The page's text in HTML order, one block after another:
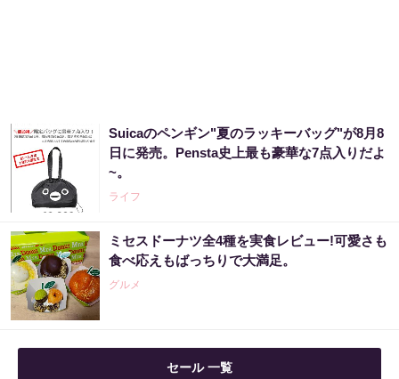
Suicaのペンギン"夏のラッキーバッグ"が8月8
日に発売。Pensta史上最も豪華な7点入りだよ
~。
ライフ
ミセスドーナツ全4種を実食レビュー!可愛さも
食べ応えもばっちりで大満足。
グルメ
セール 一覧